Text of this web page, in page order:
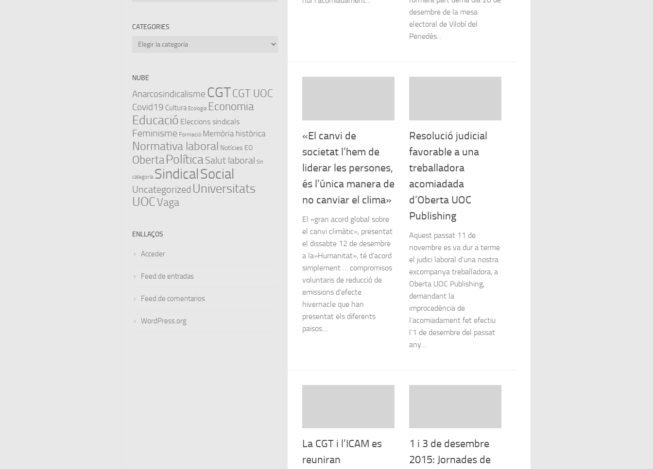
desembre de la mesa
electoral de Vilobí del
Penedès...
«El canvi de
societat l’hem de
liderar les persones,
és l’única manera de
no canviar el clima»
El «gran acord global sobre
el canvi climàtic», presentat
el dissabte 12 de desembre
a la»Humanitat», té d’acord
simplement … compromisos
voluntaris de reducció de
emissions d’efecte
hivernacle que han
presentat els diferents
països....
Resolució judicial
favorable a una
treballadora
acomiadada
d’Oberta UOC
Publishing
Aquest passat 11 de
novembre es va dur a terme
el judici laboral d’una nostra
excompanya treballadora, a
Oberta UOC Publishing,
demandant la
improcedència de
l’acomiadament fet efectiu
l’1 de desembre del passat
any...
La CGT i l’ICAM es
reuniran
1 i 3 de desembre
2015: Jornades de
CATEGORIES
Categories
NUBE
Anarcosindicalisme CGTCGT UOC
Covid19 Cultura Ecologia Economia
Educació Eleccions sindicals
Feminisme Formació Memòria històrica
Normativa laboral Notícies EO
ObertaPolíticaSalut laboral Sin
categoría SindicalSocial
Uncategorized Universitats
UOCVaga
ENLLAÇOS
Acceder
Feed de entradas
Feed de comentarios
WordPress.org